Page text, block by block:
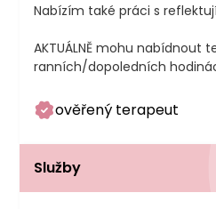
Nabízím také práci s
AKTUÁLNĚ mohu nabídnout
ranních/dopoledních
ověřený terapeut
Služby